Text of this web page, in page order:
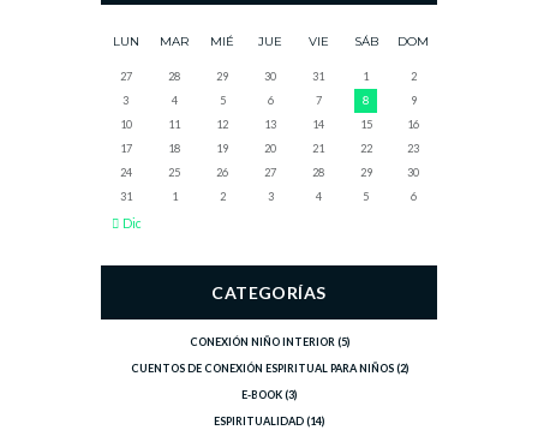
LUN MAR MIÉ JUE VIE SÁB DOM
27 28 29 30 31 1
2
3
4 5 6 7 8
9
10
11 12 13 14 15
16
17
18 19 20 21 22
23
24
25 26 27 28 29
30
31
1 2 3 4 5 6
Dic
CATEGORÍAS
CONEXIÓN NIÑO INTERIOR(5)
CUENTOS DE CONEXIÓN ESPIRITUAL PARA NIÑOS(2)
E-BOOK(3)
ESPIRITUALIDAD(14)